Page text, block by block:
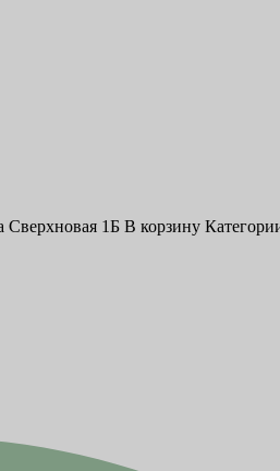
1Б В корзину